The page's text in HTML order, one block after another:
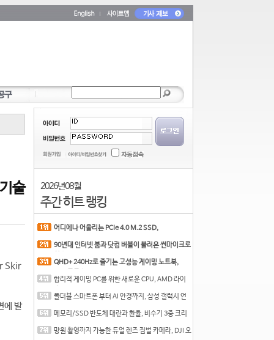
술
Skir
에 발
2026년 08월
주간 히트 랭킹
어디에나 어울리는 PCIe 4.0 M.2 SSD,
90년대 인터넷 붐과 닷컴 버블이 불러온 썬마이크로
QHD+ 240Hz로 즐기는 고성능 게이밍 노트북,
합리적 게이밍 PC를 위한 새로운 CPU, AMD 라이
폴더블 스마트폰 부터 AI 안경까지, 삼성 갤럭시 언
메모리/SSD 반도체 대란과 환율, 비수기 3중 크리
망원 촬영까지 가능한 듀얼 렌즈 짐벌 카메라, DJI 오